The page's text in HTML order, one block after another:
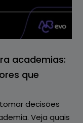
academias:
que
decisões
Veja quais